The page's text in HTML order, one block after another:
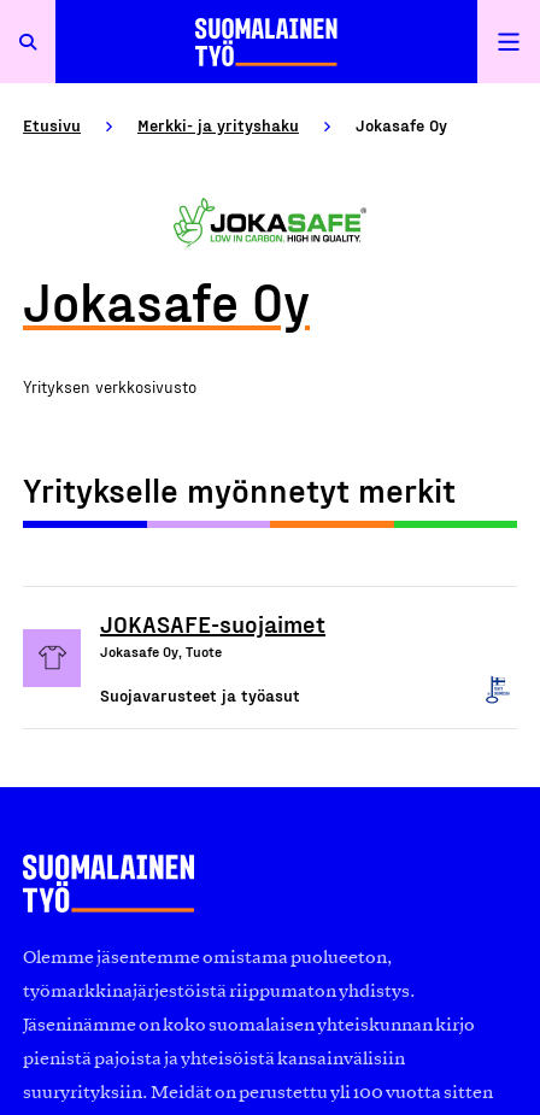
Etusivu Merkki- ja yrityshaku Jokasafe Oy
Jokasafe Oy
Yrityksen verkkosivusto
Yritykselle myönnetyt merkit
JOKASAFE-suojaimet
Jokasafe Oy, Tuote
Suojavarusteet ja työasut
Olemme jäsentemme omistama puolueeton,
työmarkkinajärjestöistä riippumaton yhdistys.
Jäseninämme on koko suomalaisen yhteiskunnan kirjo
pienistä pajoista ja yhteisöistä kansainvälisiin
suuryrityksiin. Meidät on perustettu yli 100 vuotta sitten